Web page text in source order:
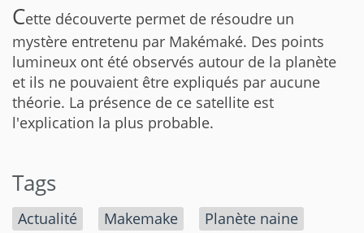
Cette découverte permet de résoudre un
mystère entretenu par Makémaké. Des points
lumineux ont été observés autour de la planète
et ils ne pouvaient être expliqués par aucune
théorie. La présence de ce satellite est
l'explication la plus probable.
Tags
Actualité Makemake Planète naine